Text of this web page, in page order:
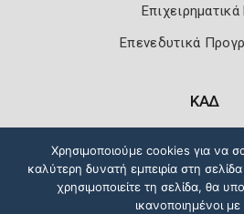
Επενεδυτικά
ΚΑΔ
Χρησιμοποιούμε cookies για να
καλύτερη δυνατή εμπειρία στη
χρησιμοποιείτε τη σελίδα, θα
ικανοποιημένοι